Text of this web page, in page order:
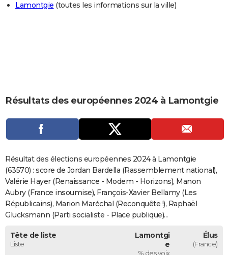
CARTE DE VOEUX
Carte de Noël
Carte Bonne année
Carte Saint-Valentin
Carte Pâques
Carte d'anniversaire
DICTIONNAIRE
Dictionnaire
Biographies
Citations
Expressions
Proverbes
PROGRAMME TV
COPAINS D'AVANT
S'inscrire
Se connecter
Lycées
Collèges
Primaires
Universités
Entreprises
Service militaire
Avis de recherche
AVIS DE DÉCÈS
FORUM
Lamontgie (toutes les informations sur la ville)
Résultats des européennes 2024 à Lamontgie
Résultat des élections européennes 2024 à Lamontgie
(63570) : score de Jordan Bardella (Rassemblement national),
Valérie Hayer (Renaissance - Modem - Horizons), Manon
Aubry (France insoumise), François-Xavier Bellamy (Les
Républicains), Marion Maréchal (Reconquête !), Raphaël
Glucksmann (Parti socialiste - Place publique)...
Tête de liste
Liste
Lamontgi
e
% des voix
Élus
(France)